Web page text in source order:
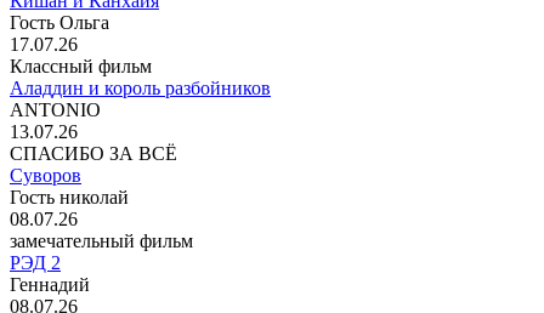
Гость Ольга
17.07.26
Классный фильм
Аладдин и король разбойников
ANTONIO
13.07.26
СПАСИБО ЗА ВСЁ
Суворов
Гость николай
08.07.26
замечательный фильм
РЭД 2
Геннадий
08.07.26